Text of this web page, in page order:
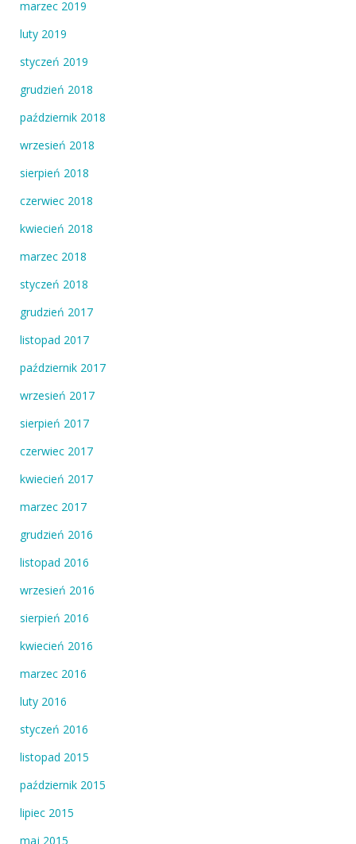
marzec 2019
luty 2019
styczeń 2019
grudzień 2018
październik 2018
wrzesień 2018
sierpień 2018
czerwiec 2018
kwiecień 2018
marzec 2018
styczeń 2018
grudzień 2017
listopad 2017
październik 2017
wrzesień 2017
sierpień 2017
czerwiec 2017
kwiecień 2017
marzec 2017
grudzień 2016
listopad 2016
wrzesień 2016
sierpień 2016
kwiecień 2016
marzec 2016
luty 2016
styczeń 2016
listopad 2015
październik 2015
lipiec 2015
maj 2015